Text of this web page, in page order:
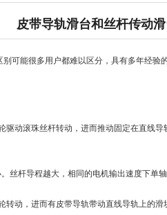
皮带导轨滑台和丝杆传动
可能很多用户都难以区分，具有多年经
驱动滚珠丝杆转动，进而推动固定在直线
丝杆导程越大，相同的电机输出速度下单
转动，进而有皮带导轨带动直线导轨上的